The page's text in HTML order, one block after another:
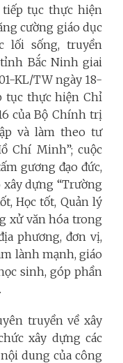
tục thực hiện
cường giáo dục
lối sống, truyền
Bắc Ninh giai
KL/TW ngày 18-
tục thực hiện Chỉ
của Bộ Chính trị
và làm theo tư
Chí Minh”; cuộc
gương đạo đức,
xây dựng “Trường
Học tốt, Quản lý
xử văn hóa trong
phương, đơn vị,
lành mạnh, giáo
sinh, góp phần
truyền về xây
xây dựng các
dung của công